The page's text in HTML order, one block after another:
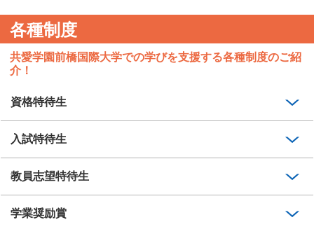
各種制度
共愛学園前橋国際大学での学びを支援する各種制度のご紹
介！
資格特待生
入試特待生
教員志望特待生
学業奨励賞